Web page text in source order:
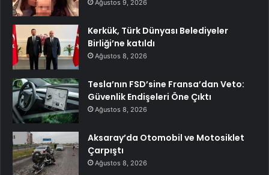
Ağustos 9, 2026
Kerkük, Türk Dünyası Belediyeler
Birliği’ne katıldı
Ağustos 8, 2026
Tesla’nın FSD’sine Fransa’dan Veto:
Güvenlik Endişeleri Öne Çıktı
Ağustos 8, 2026
Aksaray’da Otomobil ve Motosiklet
Çarpıştı
Ağustos 8, 2026